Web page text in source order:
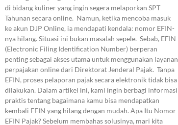
di bidang kuliner yang ingin segera melaporkan SPT
Tahunan secara online. Namun, ketika mencoba masuk
ke akun DJP Online, ia mendapati kendala: nomor EFIN-
nya hilang. Situasi ini bukan masalah sepele. Sebab, EFIN
(Electronic Filing Identification Number) berperan
penting sebagai akses utama untuk menggunakan layanan
perpajakan online dari Direktorat Jenderal Pajak. Tanpa
EFIN, proses pelaporan pajak secara elektronik tidak bisa
dilakukan. Dalam artikel ini, kami ingin berbagi informasi
praktis tentang bagaimana kamu bisa mendapatkan
kembali EFIN yang hilang dengan mudah. Apa Itu Nomor
EFIN Pajak? Sebelum membahas solusinya, mari kita